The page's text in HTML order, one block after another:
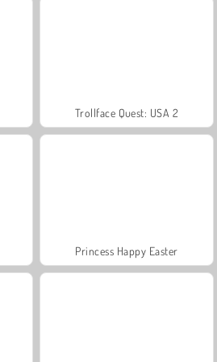
Trollface Quest: USA 2
Princess Happy Easter